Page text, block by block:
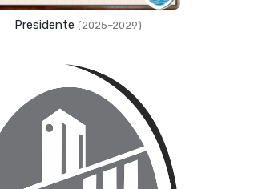
Presidente (2025–2029)